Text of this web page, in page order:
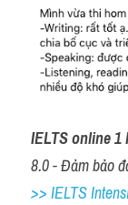
IELTS online 1
8.0 - Đảm bảo
>> IELTS